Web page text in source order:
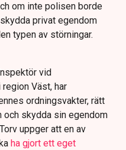
om inte polisen borde
privat egendom
typen av störningar.
vid
Väst, har
ordningsvakter, rätt
och skydda sin egendom
uppger att en av
ha gjort ett eget